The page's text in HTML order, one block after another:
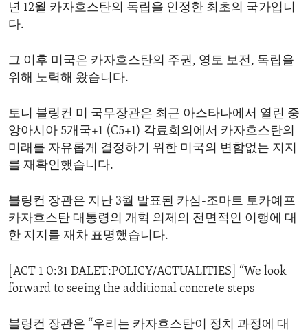
SearchASIA
MIDDLE EAST
SECURITY AND DEFENSE
DEMOCRACY AND GOVERNANCE
ENVIRONMENT AND HEALTH
IDEALS AND INSTITUTIONS
ABOUT US
년 12월 카자흐스탄의 독립을 인정한 최초의 국가입니
다.
그 이후 미국은 카자흐스탄의 주권, 영토 보전, 독립을
위해 노력해 왔습니다.
토니 블링컨 미 국무장관은 최근 아스타나에서 열린 중
앙아시아 5개국+1 (C5+1) 각료회의에서 카자흐스탄의
미래를 자유롭게 결정하기 위한 미국의 변함없는 지지
를 재확인했습니다.
블링컨 장관은 지난 3월 발표된 카심-조마트 토카예프
카자흐스탄 대통령의 개혁 의제의 전면적인 이행에 대
한 지지를 재차 표명했습니다.
[ACT 1 0:31 DALET:POLICY/ACTUALITIES] “We look
forward to seeing the additional concrete steps
블링컨 장관은 “우리는 카자흐스탄이 정치 과정에 대